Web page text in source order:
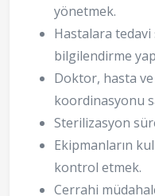
yönetmek.
Hastalara tedavi
bilgilendirme
Doktor, hasta
koordinasyonu
Sterilizasyon
Ekipmanların
kontrol etmek.
Cerrahi